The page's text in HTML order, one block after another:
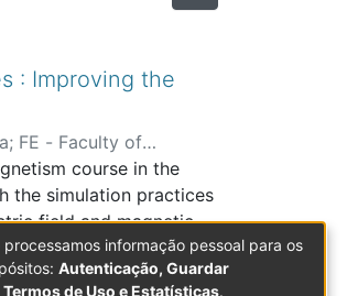
: Improving the
; FE - Faculty of
course in the
the simulation practices
field and magnetic
and electric currents.
a questionnaire
processamos informação pessoal para os
Autenticação, Guardar
de Uso e Estatísticas.